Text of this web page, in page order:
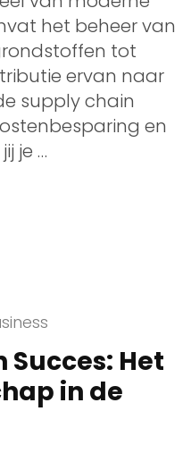
het beheer van
tot
ervan naar
supply chain
en
je …
Succes: Het
in de